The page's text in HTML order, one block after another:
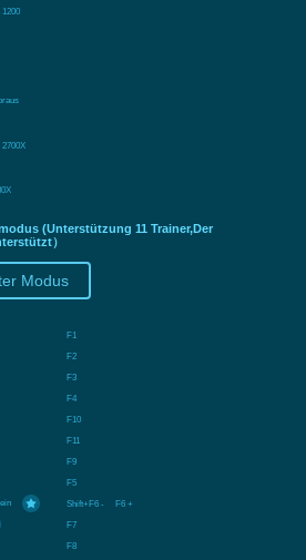
(Unterstützung 11 Trainer,Der
）
Modus
F1
F2
F3
F4
F10
F11
F9
F5
Shift+F6 - F6 +
F7
F8